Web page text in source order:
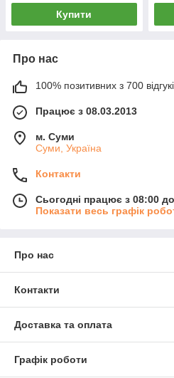
Купити
Про нас
100% позитивних з 700
Працює з 08.03.2013
м. Суми
Суми, Україна
Контакти
Сьогодні працює з 08:00
Показати весь графік
Про нас
Контакти
Доставка та оплата
Графік роботи